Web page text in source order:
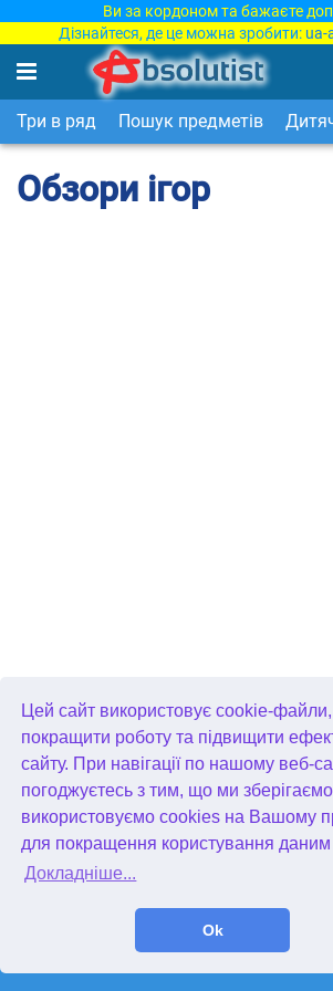
Цей сайт використовує cookie-
покращити роботу та підвищити
сайту. При навігації по нашому веб-
погоджуєтесь з тим, що ми
використовуємо cookies на Вашому
для покращення користування
Докладніше...
Ok
Ви за кордоном та бажаєте
Дізнайтеся, де це можна зробити: ua-
Три в ряд Пошук предметів
Обзори ігор
WellGames.com